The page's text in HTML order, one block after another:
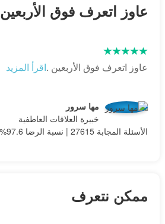
عاوز اتعرف فوق الأربعين
عاوز اتعرف فوق الأربعين .اقرأ المزيد
مها سرور
خبيرة العلاقات العاطفية
الأسئلة المجابة 27615 | نسبة الرضا 97.6%
ممكن نتعرف